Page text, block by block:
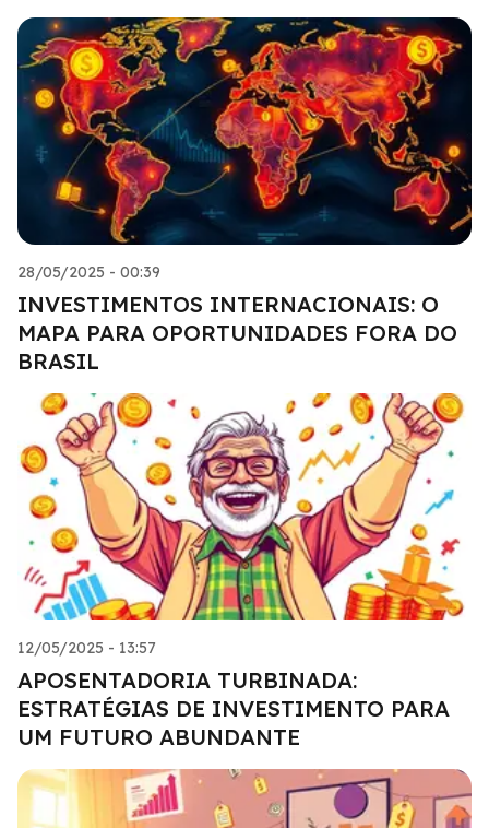
28/05/2025 - 00:39
INVESTIMENTOS INTERNACIONAIS: O
MAPA PARA OPORTUNIDADES FORA DO
BRASIL
12/05/2025 - 13:57
APOSENTADORIA TURBINADA:
ESTRATÉGIAS DE INVESTIMENTO PARA
UM FUTURO ABUNDANTE